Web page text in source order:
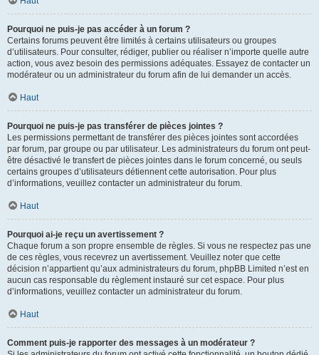
Pourquoi ne puis-je pas accéder à un forum ?
Certains forums peuvent être limités à certains utilisateurs ou groupes
d’utilisateurs. Pour consulter, rédiger, publier ou réaliser n’importe quelle autre
action, vous avez besoin des permissions adéquates. Essayez de contacter un
modérateur ou un administrateur du forum afin de lui demander un accès.
Haut
Pourquoi ne puis-je pas transférer de pièces jointes ?
Les permissions permettant de transférer des pièces jointes sont accordées
par forum, par groupe ou par utilisateur. Les administrateurs du forum ont peut-
être désactivé le transfert de pièces jointes dans le forum concerné, ou seuls
certains groupes d’utilisateurs détiennent cette autorisation. Pour plus
d’informations, veuillez contacter un administrateur du forum.
Haut
Pourquoi ai-je reçu un avertissement ?
Chaque forum a son propre ensemble de règles. Si vous ne respectez pas une
de ces règles, vous recevrez un avertissement. Veuillez noter que cette
décision n’appartient qu’aux administrateurs du forum, phpBB Limited n’est en
aucun cas responsable du règlement instauré sur cet espace. Pour plus
d’informations, veuillez contacter un administrateur du forum.
Haut
Comment puis-je rapporter des messages à un modérateur ?